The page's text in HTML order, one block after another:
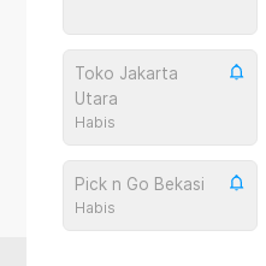
Toko Jakarta
Utara
Habis
Pick n Go Bekasi
Habis